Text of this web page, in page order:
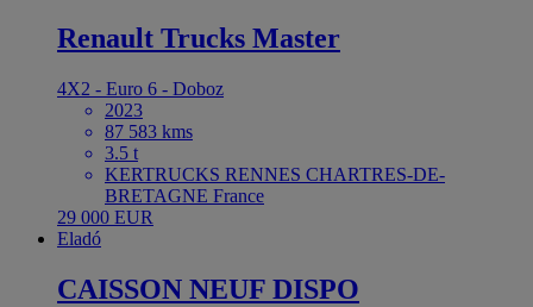
Renault Trucks Master
4X2 - Euro 6 - Doboz
2023
87 583 kms
3.5 t
KERTRUCKS RENNES CHARTRES-DE-
BRETAGNE France
29 000 EUR
Eladó
CAISSON NEUF DISPO